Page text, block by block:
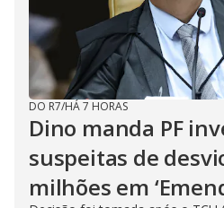
DO R7/HÁ 7 HORAS
Dino manda PF
suspeitas de
milhões em